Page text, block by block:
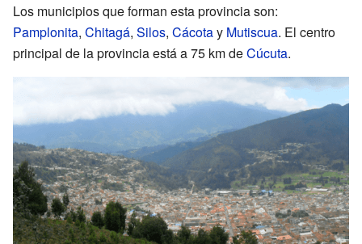
Los municipios que forman esta provincia son:
Pamplonita, Chitagá, Silos, Cácotay Mutiscua. El centro
principal de la provincia está a 75 km deCúcuta.